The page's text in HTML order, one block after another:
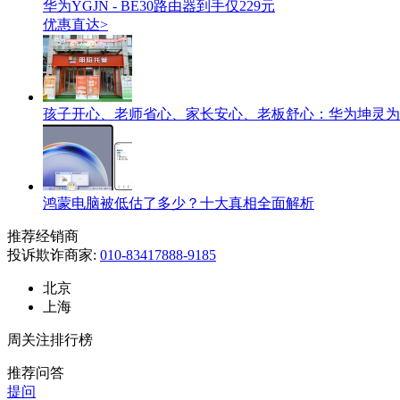
华为YGJN - BE30路由器到手仅229元
优惠直达>
孩子开心、老师省心、家长安心、老板舒心：华为坤灵
鸿蒙电脑被低估了多少？十大真相全面解析
推荐经销商
投诉欺诈商家: 010-83417888-9185
北京
上海
周关注排行榜
推荐问答
提问